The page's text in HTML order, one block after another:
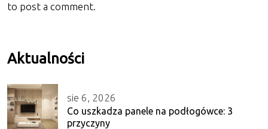
to post a comment.
Aktualności
sie 6, 2026
Co uszkadza panele na podłogówce: 3
przyczyny